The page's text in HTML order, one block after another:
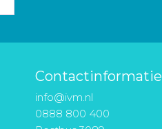
Contactinformatie
info@ivm.nl
0888 800 400